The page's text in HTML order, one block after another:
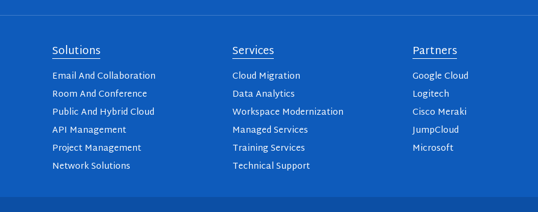
Solutions
Email And Collaboration
Room And Conference
Public And Hybrid Cloud
API Management
Project Management
Network Solutions
Services
Cloud Migration
Data Analytics
Workspace Modernization
Managed Services
Training Services
Technical Support
Partners
Google Cloud
Logitech
Cisco Meraki
JumpCloud
Microsoft